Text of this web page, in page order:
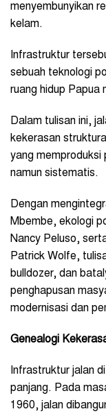
menyembunyikan
kelam.
Infrastruktur
sebuah teknologi
ruang hidup Papua
Dalam tulisan ini,
kekerasan
yang memproduksi
namun sistematis.
Dengan
Mbembe, ekologi
Nancy Peluso,
Patrick Wolfe,
bulldozer, dan
penghapusan
modernisasi dan
Genealogi
Infrastruktur jalan
panjang. Pada
1960, jalan